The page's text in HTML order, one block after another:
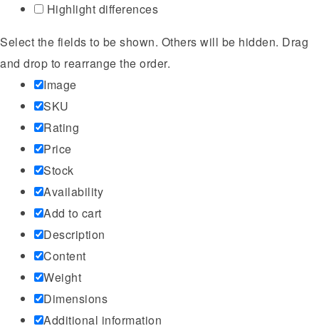
Highlight differences
Select the fields to be shown. Others will be hidden. Drag
and drop to rearrange the order.
Image
SKU
Rating
Price
Stock
Availability
Add to cart
Description
Content
Weight
Dimensions
Additional information